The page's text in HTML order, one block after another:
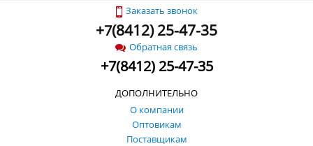
Заказать звонок
+7(8412) 25-47-35
Обратная связь
+7(8412) 25-47-35
ДОПОЛНИТЕЛЬНО
О компании
Оптовикам
Поставщикам